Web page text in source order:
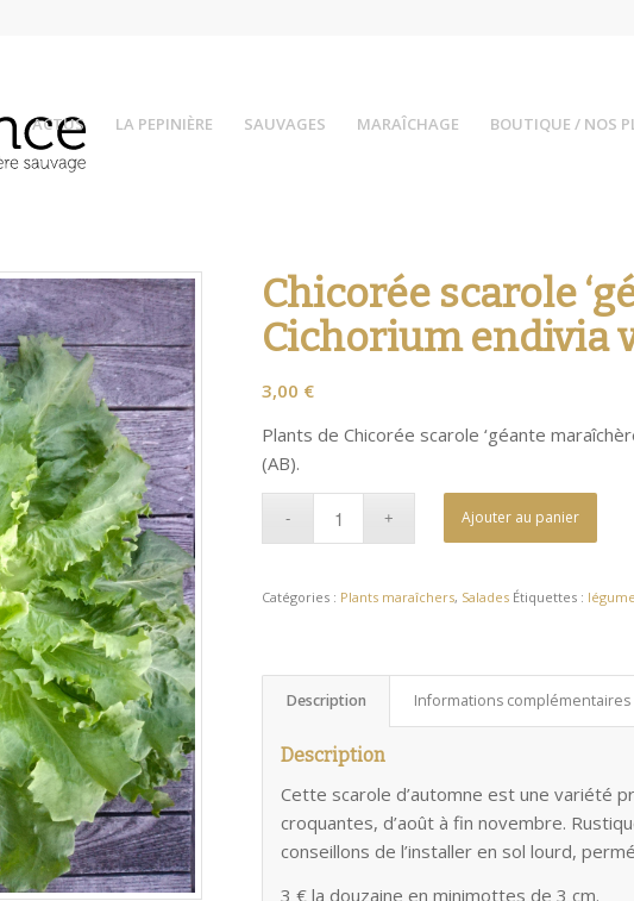
ACTUS LA PEPINIÈRE SAUVAGES MARAÎCHAGE BOUTIQUE / NOS
Chicorée scarole
Cichorium endivia
3,00 €
Plants de Chicorée scarole ‘géante
(AB).
Ajouter au panier
Catégories : Plants maraîchers, Salades Étiquettes :
Description Informations complémentaires
Description
Cette scarole d’automne est une variété
croquantes, d’août à fin novembre.
conseillons de l’installer en sol lourd,
3 € la douzaine en minimottes de 3 cm.